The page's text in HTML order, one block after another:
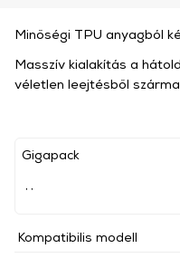
Gigapack
Kompatibilis modell
Minőségi TPU anyagból
Masszív kialakítás a
véletlen leejtésből